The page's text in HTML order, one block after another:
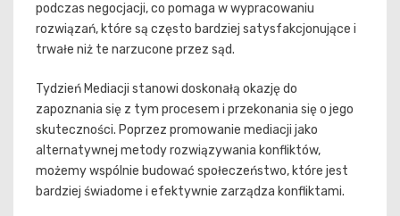
podczas negocjacji, co pomaga w wypracowaniu
rozwiązań, które są często bardziej satysfakcjonujące i
trwałe niż te narzucone przez sąd.
Tydzień Mediacji stanowi doskonałą okazję do
zapoznania się z tym procesem i przekonania się o jego
skuteczności. Poprzez promowanie mediacji jako
alternatywnej metody rozwiązywania konfliktów,
możemy wspólnie budować społeczeństwo, które jest
bardziej świadome i efektywnie zarządza konfliktami.